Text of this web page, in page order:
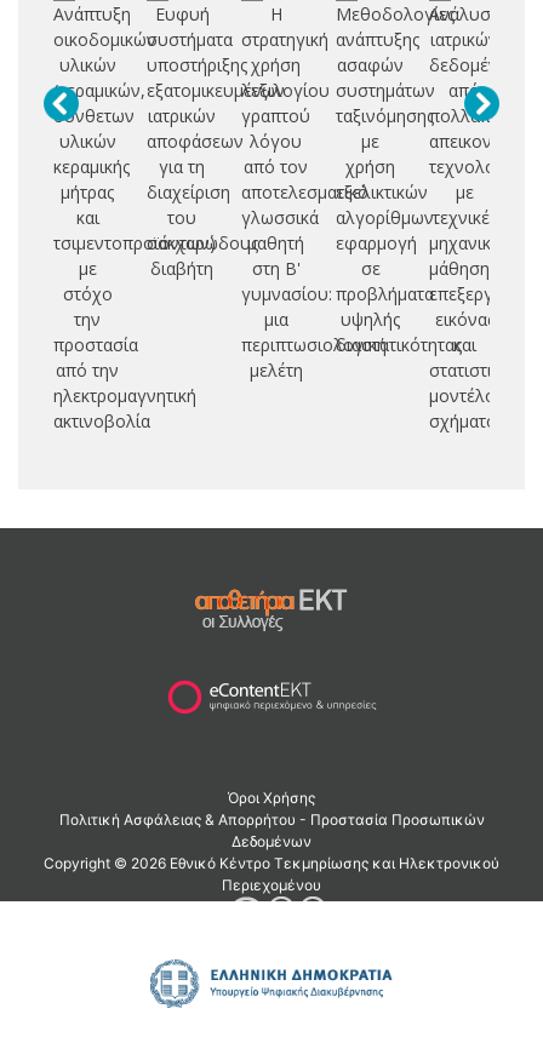
Ανάπτυξη
οικοδομικών
υλικών
(κεραμικών,
σύνθετων
υλικών
κεραμικής
μήτρας
και
τσιμεντοπροϊόντων)
με
στόχο
την
προστασία
από την
ηλεκτρομαγνητική
ακτινοβολία
Ευφυή
συστήματα
υποστήριξης
εξατομικευμένων
ιατρικών
αποφάσεων
για τη
διαχείριση
του
σακχαρώδους
διαβήτη
Η
στρατηγική
χρήση
λεξιλογίου
γραπτού
λόγου
από τον
αποτελεσματικό
γλωσσικά
μαθητή
στη Β'
γυμνασίου:
μια
περιπτωσιολογική
μελέτη
Μεθοδολογίες
ανάπτυξης
ασαφών
συστημάτων
ταξινόμησης
με
χρήση
εξελικτικών
αλγορίθμων:
εφαρμογή
σε
προβλήματα
υψηλής
διαστατικότητας
Ανάλυση
ιατρικών
δεδομένων
από
πολλαπλές
τεχνολογίες
με
τεχνικές
μηχανικής
μάθησης,
επεξεργασίας
εικόνας
και
στατιστικού
μοντέλου
σχήματος